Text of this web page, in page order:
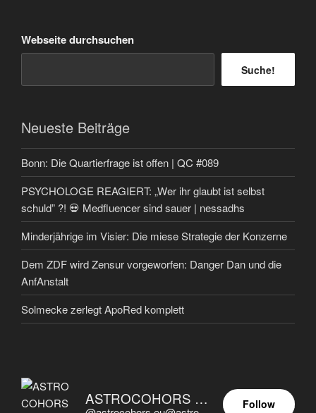
Webseite durchsuchen
Suche!
Neueste Beiträge
Bonn: Die Quartierfrage ist offen | QC #089
PSYCHOLOGE REAGIERT: „Wer ihr glaubt ist selbst
schuld” ?! 💀 Medfluencer sind sauer | nessadhs
Minderjährige im Visier: Die miese Strategie der Konzerne
Dem ZDF wird Zensur vorgeworfen: Danger Dan und die
AnfAnstalt
Solmecke zerlegt ApoRed komplett
ASTROCOHORS EUNOIA ULTIMA Follow